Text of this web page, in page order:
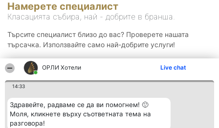
ОРЛИ Хотели Live chat
14:33
Здравейте, радваме се да ви помогнем! 🙂
Моля, кликнете върху съответната тема на
разговора!
Намерете специалист
Класацията събира, най - добрите в бранша.
Търсите специалист близо до вас? Проверете нашата
търсачка. Използвайте само най-добрите услуги!